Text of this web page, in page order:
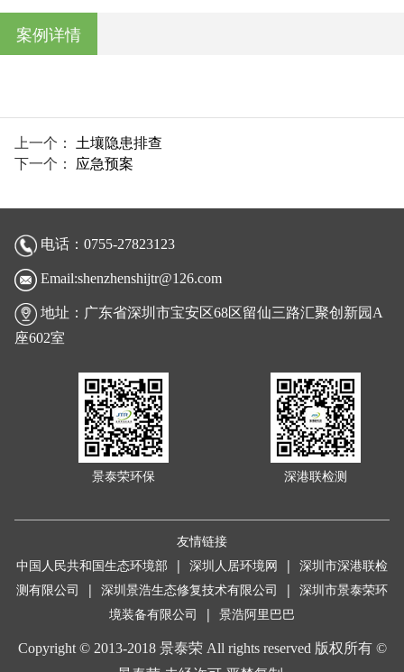
案例详情
上一个： 土壤隐患排查
下一个： 应急预案
电话：0755-27823123
Email:shenzhenshijtr@126.com
地址：广东省深圳市宝安区68区留仙三路汇聚创新园A
座602室
景泰荣环保 深港联检测
友情链接
中国人民共和国生态环境部 | 深圳人居环境网 | 深圳市深港联检
测有限公司
| 深圳景浩生态修复技术有限公司 | 深圳市景泰荣环
境装备有限公司 | 景浩阿里巴巴
Copyright © 2013-2018 景泰荣 All rights reserved 版权所有 ©